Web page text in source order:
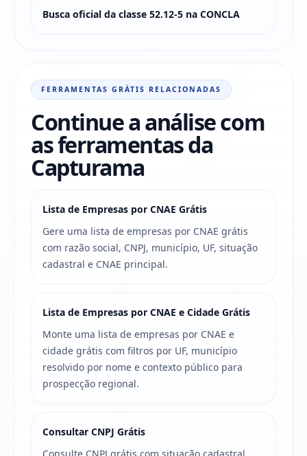
Busca oficial da classe 52.12-5 na CONCLA
FERRAMENTAS GRÁTIS RELACIONADAS
Continue a análise com
as ferramentas da
Capturama
Lista de Empresas por CNAE Grátis
Gere uma lista de empresas por CNAE grátis
com razão social, CNPJ, município, UF, situação
cadastral e CNAE principal.
Lista de Empresas por CNAE e Cidade Grátis
Monte uma lista de empresas por CNAE e
cidade grátis com filtros por UF, município
resolvido por nome e contexto público para
prospecção regional.
Consultar CNPJ Grátis